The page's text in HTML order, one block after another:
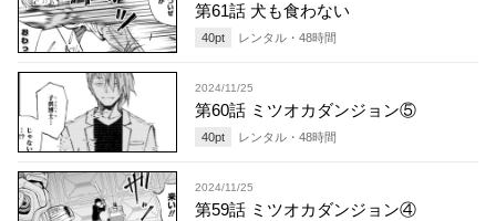
第61話 犬も食わない
40pt レンタル・ 48時間
2024/11/25
第60話 ミツオカダンジョン⑤
40pt レンタル・ 48時間
2024/11/25
第59話 ミツオカダンジョン④